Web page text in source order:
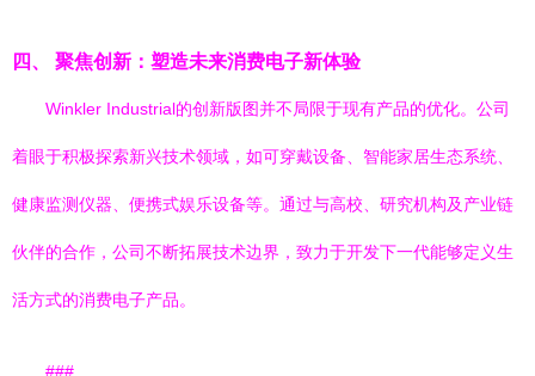
四、 聚焦创新：塑造未来消费电子新体验
Winkler Industrial的创新版图并不局限于现有产品的优化。公司
着眼于积极探索新兴技术领域，如可穿戴设备、智能家居生态系统、
健康监测仪器、便携式娱乐设备等。通过与高校、研究机构及产业链
伙伴的合作，公司不断拓展技术边界，致力于开发下一代能够定义生
活方式的消费电子产品。
###